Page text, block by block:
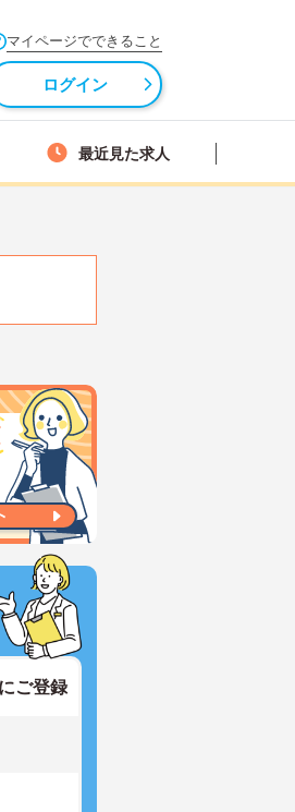
マイページでできること
ログイン
最近見た求人
ご登録